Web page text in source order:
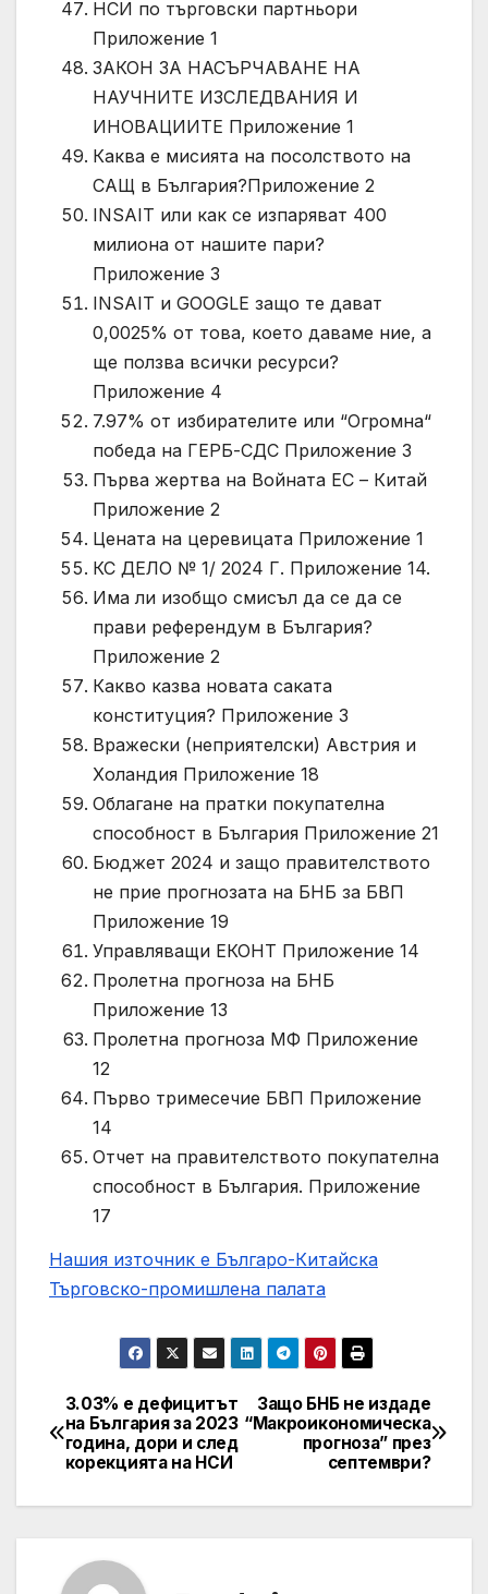
НСИ по търговски партньори
Приложение 1
ЗАКОН ЗА НАСЪРЧАВАНЕ НА
НАУЧНИТЕ ИЗСЛЕДВАНИЯ И
ИНОВАЦИИТЕ Приложение 1
Каква е мисията на посолството на
САЩ в България?Приложение 2
INSAIT или как се изпаряват 400
милиона от нашите пари?
Приложение 3
INSAIT и GOOGLE защо те дават
0,0025% от това, което даваме ние, а
ще ползва всички ресурси?
Приложение 4
7.97% от избирателите или “Огромна“
победа на ГЕРБ-СДС Приложение 3
Първа жертва на Войната ЕС – Китай
Приложение 2
Цената на церевицата Приложение 1
КС ДЕЛО № 1/ 2024 Г. Приложение 14.
Има ли изобщо смисъл да се да се
прави референдум в България?
Приложение 2
Какво казва новата саката
конституция? Приложение 3
Вражески (неприятелски) Австрия и
Холандия Приложение 18
Облагане на пратки покупателна
способност в България Приложение 21
Бюджет 2024 и защо правителството
не прие прогнозата на БНБ за БВП
Приложение 19
Управляващи ЕКОНТ Приложение 14
Пролетна прогноза на БНБ
Приложение 13
Пролетна прогноза МФ Приложение
12
Първо тримесечие БВП Приложение
14
Отчет на правителството покупателна
способност в България. Приложение
17
Нашия източник е Българо-Китайска
Търговско-промишлена палaта
Post
navigation
Защо БНБ не издаде
“Макроикономическа
прогноза” през
септември?
3.03% е дефицитът
на България за 2023
година, дори и след
корекцията на НСИ